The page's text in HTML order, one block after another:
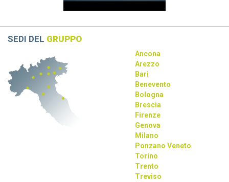
SEDI DEL GRUPPO
Ancona
Arezzo
Bari
Benevento
Bologna
Brescia
Firenze
Genova
Milano
Ponzano Veneto
Torino
Trento
Treviso